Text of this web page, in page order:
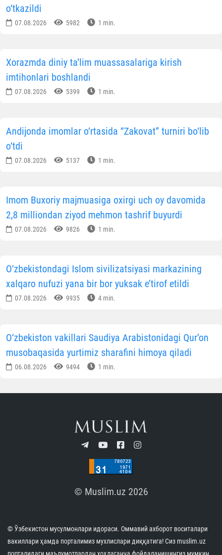
o‘tkazildi
07.08.2026 5982 1 min.
Xorazmda diniy ta’lim muassasalariga kirish
imtihonlari boshlandi
07.08.2026 5399 1 min.
Andijonda imomlar o‘rtasida “Zakovat” turniri bo‘lib
o‘tdi
07.08.2026 5137 1 min.
Imom Buxoriy majmuasiga oxirgi uch oy davomida
2,8 milliondan ziyod mehmon tashrif buyurdi
07.08.2026 9826 1 min.
O‘zbekistondagi Islom sivilizatsiyasi markazining
xalqaro nufuzi yana bir bor yuksak e’tirof etildi
07.08.2026 9935 4 min.
O‘zbekiston vakillari Saudiya Arabistonidagi Qur’on
musobaqasida yurtimiz sharafini himoya qiladi
06.08.2026 9494 1 min.
© Muslim.uz 2026
© Ўзбекистон мусулмонлари идораси. Оммавий ахборот воситалари
вакиллари ҳамда порталимиз мухлислари диққатига! Сиз muslim.uz
порталидаги маълумотлардан хоҳлаганча фойдаланишингиз мумкин.